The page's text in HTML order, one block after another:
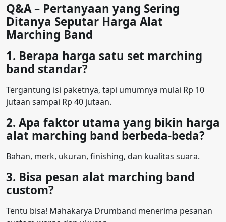
Q&A – Pertanyaan yang Sering
Ditanya Seputar Harga Alat
Marching Band
1. Berapa harga satu set marching
band standar?
Tergantung isi paketnya, tapi umumnya mulai Rp 10
jutaan sampai Rp 40 jutaan.
2. Apa faktor utama yang bikin harga
alat marching band berbeda-beda?
Bahan, merk, ukuran, finishing, dan kualitas suara.
3. Bisa pesan alat marching band
custom?
Tentu bisa! Mahakarya Drumband menerima pesanan